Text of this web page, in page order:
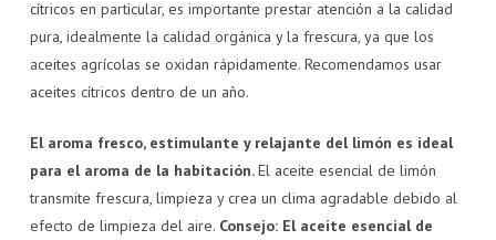
cítricos en particular, es importante prestar atención a la calidad
pura, idealmente la calidad orgánica y la frescura, ya que los
aceites agrícolas se oxidan rápidamente. Recomendamos usar
aceites cítricos dentro de un año.
El aroma fresco, estimulante y relajante del limón es ideal
para el aroma de la habitación.El aceite esencial de limón
transmite frescura, limpieza y crea un clima agradable debido al
efecto de limpieza del aire. Consejo: El aceite esencial de